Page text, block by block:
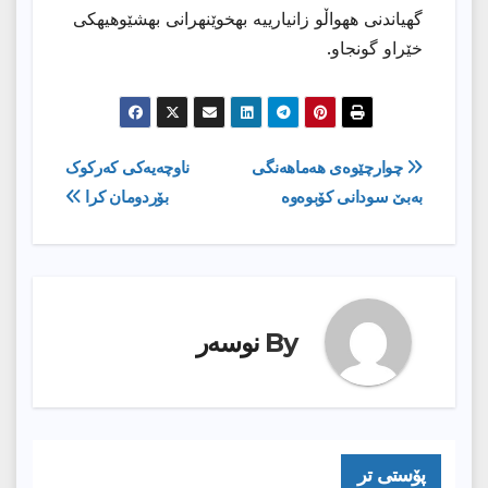
گهیاندنی ههواڵو زانیارییه بهخوێنهرانی بهشێوهیهكی
خێراو گونجاو.
ڕێدۆزیی
بابەت
ناوچەیەکی کەرکوک
بۆردومان کرا
چوارچێوه‌ى هه‌ماهه‌نگى
به‌بێ سودانى كۆبوه‌وه‌
By نوسەر
پۆستى تر